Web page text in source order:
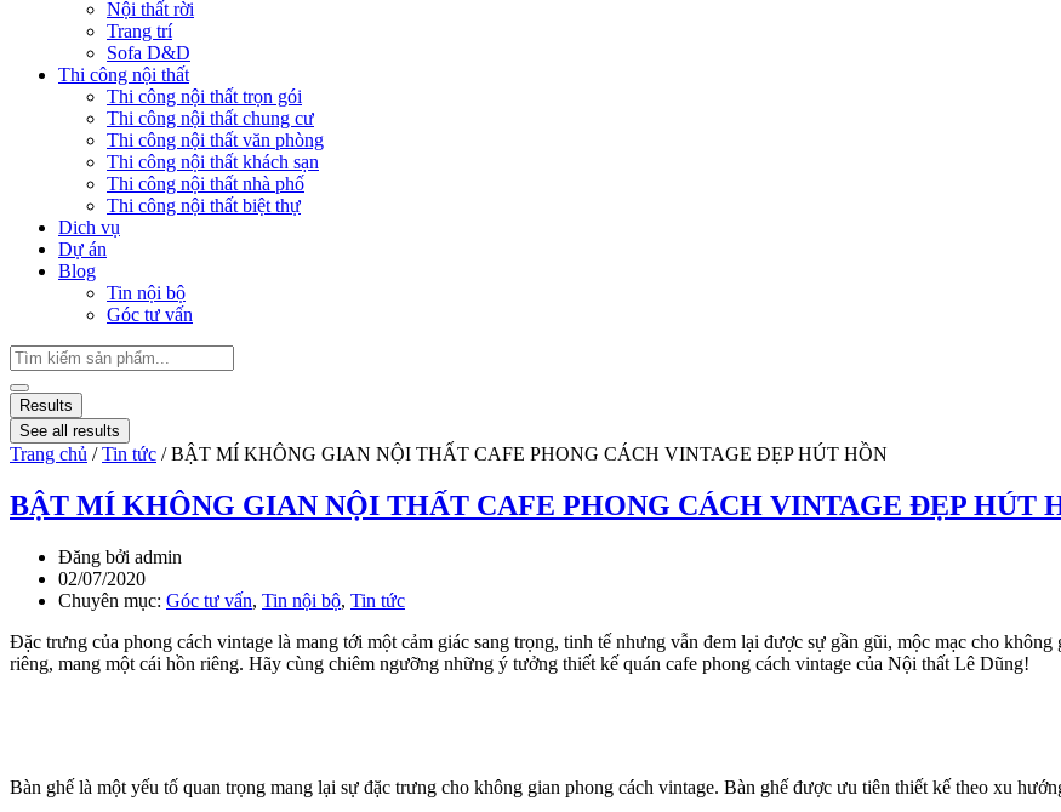
Nội thất rời
Trang trí
Sofa D&D
Thi công nội thất
Thi công nội thất trọn gói
Thi công nội thất chung cư
Thi công nội thất văn phòng
Thi công nội thất khách sạn
Thi công nội thất nhà phố
Thi công nội thất biệt thự
Dich vụ
Dự án
Blog
Tin nội bộ
Góc tư vấn
Results
See all results
Trang chủ /Tin tức / BẬT MÍ KHÔNG GIAN NỘI THẤT CAFE PHONG CÁCH VINTAGE ĐẸP HÚT HỒN
BẬT MÍ KHÔNG GIAN NỘI THẤT CAFE PHONG CÁCH VINTAGE ĐẸP HÚT
Đăng bởi admin
02/07/2020
Chuyên mục: Góc tư vấn, Tin nội bộ, Tin tức
Đặc trưng của phong cách vintage là mang tới một cảm giác sang trọng, tinh tế nhưng vẫn đem lại được sự gần gũi, mộc mạc cho
riêng, mang một cái hồn riêng. Hãy cùng chiêm ngưỡng những ý tưởng thiết kế quán cafe phong cách vintage của Nội thất Lê Dũng!
Bàn ghế là một yếu tố quan trọng mang lại sự đặc trưng cho không gian phong cách vintage. Bàn ghế được ưu tiên thiết kế theo xu